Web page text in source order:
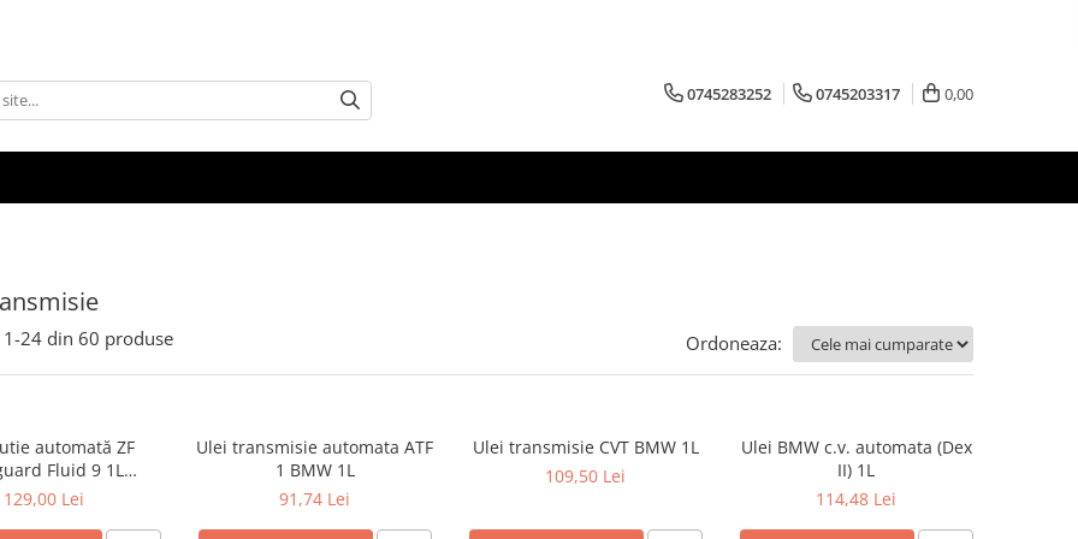
0745283252 0745203317 0,00
1-24 din 60 produse Ordoneaza:
automată ZF
Fluid 9 1L
– ATF ZF 8/9HP,
129,00 Lei
Ulei transmisie automata ATF
1 BMW 1L
91,74 Lei
Ulei transmisie CVT BMW 1L
109,50 Lei
Ulei BMW c.v. automata (Dex
II) 1L
114,48 Lei